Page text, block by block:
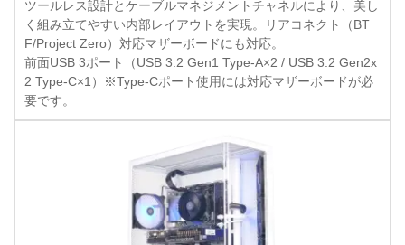
ツールレス設計とケーブルマネジメントチャネルにより、美し
く組み立てやすい内部レイアウトを実現。リアコネクト（BT
F/Project Zero）対応マザーボードにも対応。
前面USB 3ポート（USB 3.2 Gen1 Type-A×2 / USB 3.2 Gen2x
2 Type-C×1）※Type-Cポート使用には対応マザーボードが必
要です。